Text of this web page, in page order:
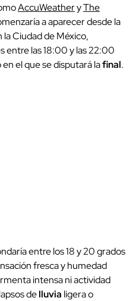
AccuWeatheryThe
a aparecer desde la
la Ciudad de México,
entre las 18:00 y las 22:00
el que se disputará lafinal.
entre los 18 y 20 grados
fresca y humedad
intensa ni actividad
delluvia ligera o